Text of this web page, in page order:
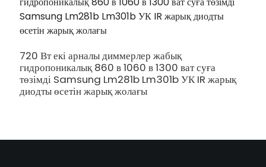
720 Вт екі арналы диммерлер жабық
гидропоникалық 860 в 1060 в 1300 ват суға
төзімді Samsung Lm281b Lm301b УК IR жарық
диодты өсетін жарық жолағы